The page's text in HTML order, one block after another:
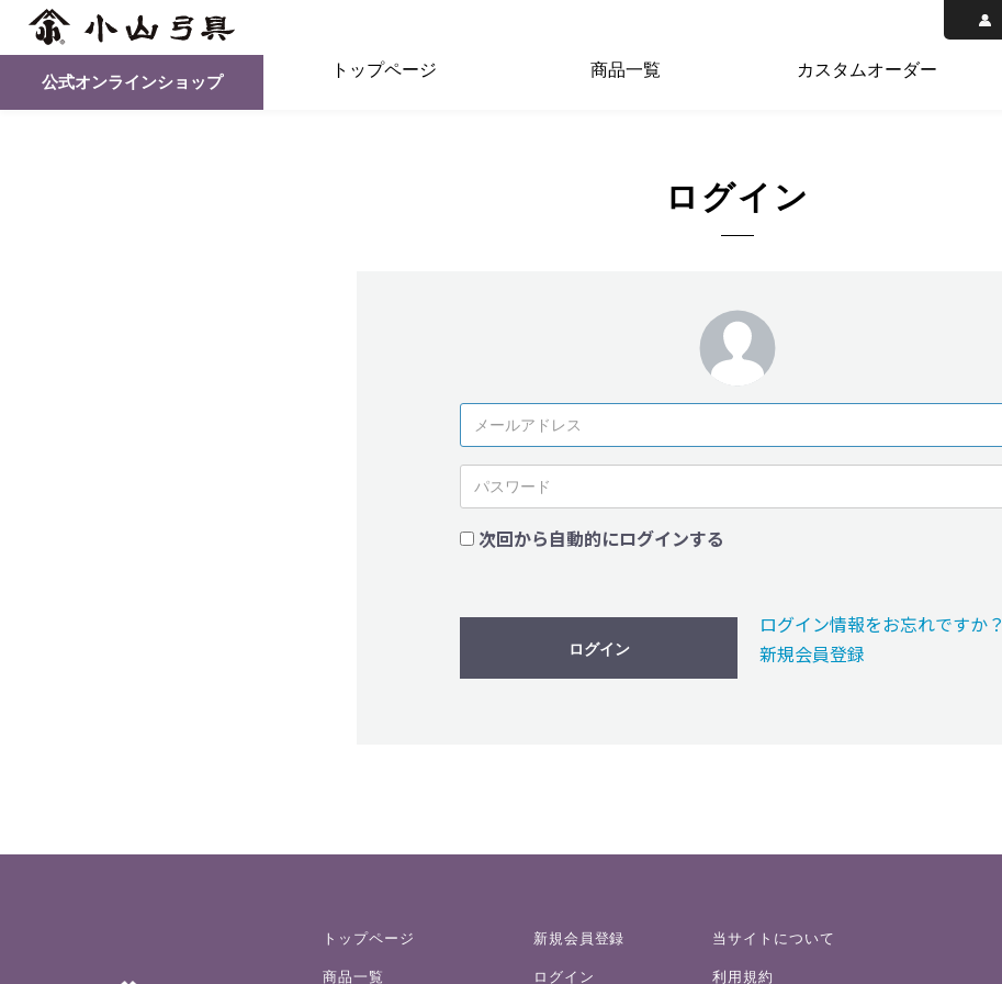
公式オンラインショップ
トップページ 商品一覧 カスタムオーダー
ログイン
次回から自動的にログインする
ログイン
ログイン情報をお忘れですか？
新規会員登録
トップページ
商品一覧
新規会員登録
ログイン
当サイトについて
利用規約